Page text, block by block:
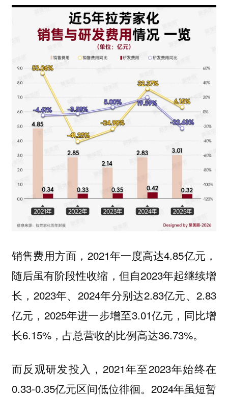
销售费用方面，2021年一度高达4.85亿元，
随后虽有阶段性收缩，但自2023年起继续增
长，2023年、2024年分别达2.83亿元、2.83
亿元，2025年进一步增至3.01亿元，同比增
长6.15%，占总营收的比例高达36.73%。
而反观研发投入，2021年至2023年始终在
0.33-0.35亿元区间低位徘徊。2024年虽短暂